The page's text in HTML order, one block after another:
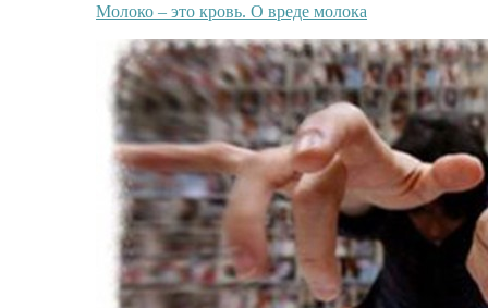
Молоко – это кровь. О вреде молока